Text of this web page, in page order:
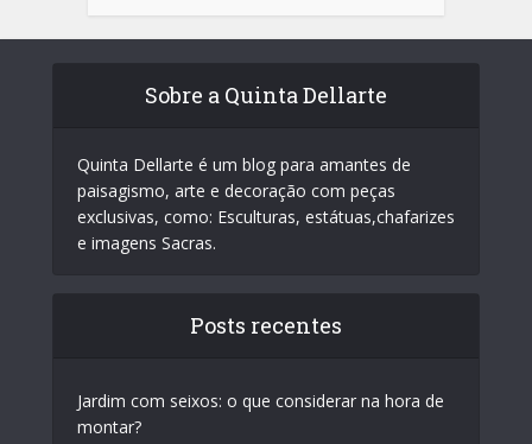
Sobre a Quinta Dellarte
Quinta Dellarte é um blog para amantes de
paisagismo, arte e decoração com peças
exclusivas, como: Esculturas, estátuas,chafarizes
e imagens Sacras.
Posts recentes
Jardim com seixos: o que considerar na hora de
montar?